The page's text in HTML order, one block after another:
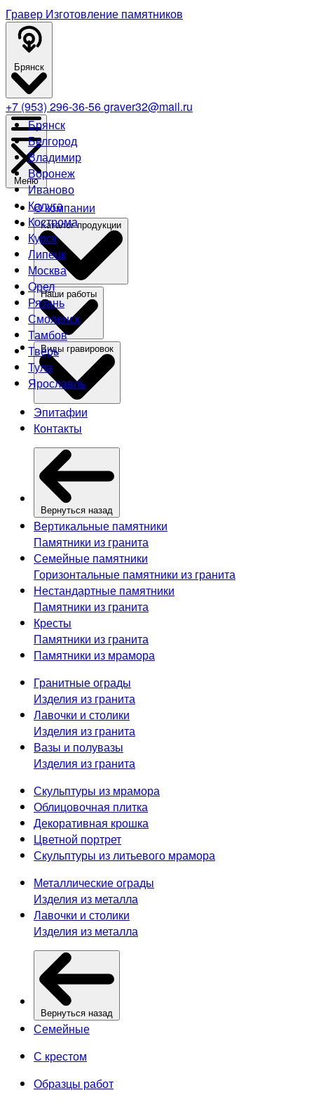
Гравер Изготовление памятников
Брянск
Брянск
Белгород
Владимир
Воронеж
Иваново
Калуга
Кострома
Курск
Липецк
Москва
Орел
Рязань
Смоленск
Тамбов
Тверь
Тула
Ярославль
+7 (953) 296-36-56graver32@mail.ru
Меню
О компании
Эпитафии
Контакты
Вернуться назад
Вертикальные памятники
Памятники из гранита
Семейные памятники
Горизонтальные памятники из гранита
Нестандартные памятники
Памятники из гранита
Кресты
Памятники из гранита
Памятники из мрамора
Гранитные ограды
Изделия из гранита
Лавочки и столики
Изделия из гранита
Вазы и полувазы
Изделия из гранита
Скульптуры из мрамора
Облицовочная плитка
Декоративная крошка
Цветной портрет
Скульптуры из литьевого мрамора
Металлические ограды
Изделия из металла
Лавочки и столики
Изделия из металла
Вернуться назад
Семейные
С крестом
Образцы работ